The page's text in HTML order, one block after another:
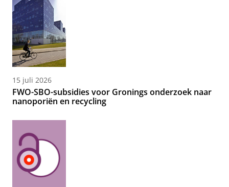
15 juli 2026
FWO-SBO-subsidies voor Gronings onderzoek naar
nanoporiën en recycling